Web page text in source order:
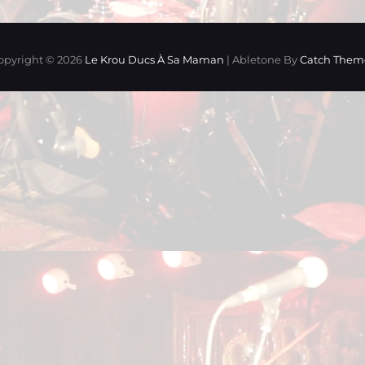
© 2026 Le Krou Ducs À Sa Maman | Abletone ByCatch